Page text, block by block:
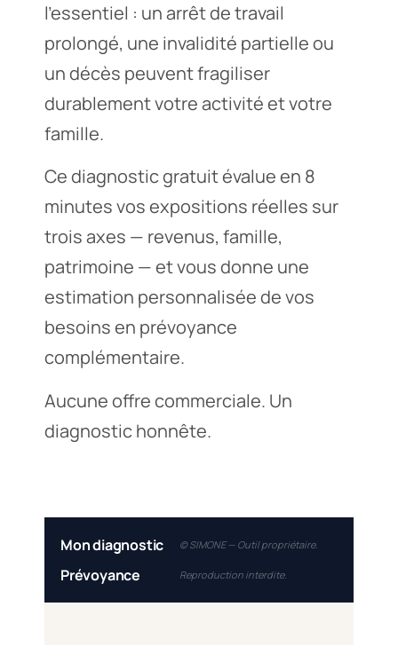
l’essentiel : un arrêt de travail
prolongé, une invalidité partielle ou
un décès peuvent fragiliser
durablement votre activité et votre
famille.
Ce diagnostic gratuit évalue en 8
minutes vos expositions réelles sur
trois axes — revenus, famille,
patrimoine — et vous donne une
estimation personnalisée de vos
besoins en prévoyance
complémentaire.
Aucune offre commerciale. Un
diagnostic honnête.
Mon diagnostic
Prévoyance
© SIMONE — Outil propriétaire.
Reproduction interdite.